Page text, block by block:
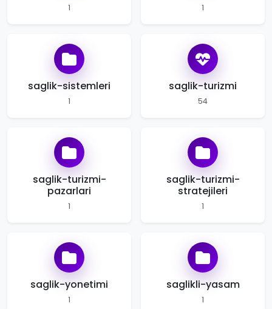
1 1
saglik-sistemleri
1
saglik-turizmi
54
saglik-turizmi-
pazarlari
1
saglik-turizmi-
stratejileri
1
saglik-yonetimi
1
saglikli-yasam
1